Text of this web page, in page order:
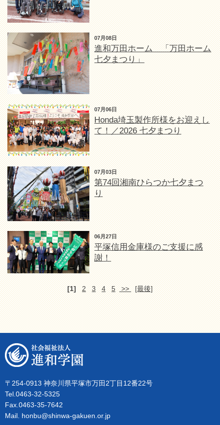
07月08日
進和万田ホーム 「万田ホーム
七夕まつり」
07月06日
Honda埼玉製作所様をお迎えし
て！／2026 七夕まつり
07月03日
第74回湘南ひらつか七夕まつ
り
06月27日
平塚信用金庫様のご支援に感
謝！
[1] 2 3 4 5 >> [最後]
〒254-0913 神奈川県平塚市万田2丁目12番22号
Tel.0463-32-5325
Fax.0463-35-7642
Mail. honbu@shinwa-gakuen.or.jp